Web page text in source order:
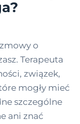
o
Terapeuta
związek,
mogły mieć
szczególne
ani znać